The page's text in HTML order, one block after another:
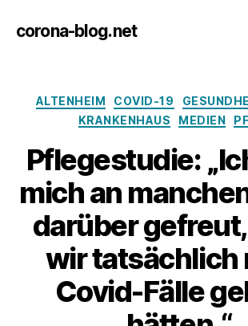
corona-blog.net
Kategorien
ALTENHEIM COVID-19
KRANKENHAUS
MEDIEN
Pflegestudie:
mich an
darüber
wir tat­sächlich
Covid-Fälle